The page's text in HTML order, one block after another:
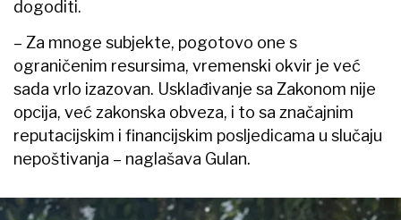
dogoditi.
– Za mnoge subjekte, pogotovo one s
ograničenim resursima, vremenski okvir je već
sada vrlo izazovan. Usklađivanje sa Zakonom nije
opcija, već zakonska obveza, i to sa značajnim
reputacijskim i financijskim posljedicama u slučaju
nepoštivanja – naglašava Gulan.